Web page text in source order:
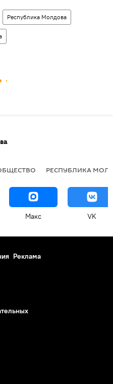
Республика Молдова
РЕСПУБЛИКА
Макс VK
Реклама